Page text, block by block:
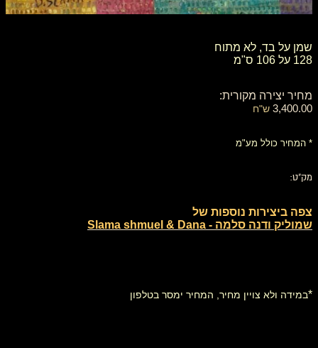
שמן על בד, לא מתוח
128 על 106 ס"מ
מחיר יצירה מקורית:
3,400.00 ש"ח
* המחיר כולל מע"מ
מק"ט:
צפה ביצירות נוספות של
שמוליק ודנה סלמה - Slama shmuel & Dana
*במידה ולא צויין מחיר, המחיר ימסר בטלפון